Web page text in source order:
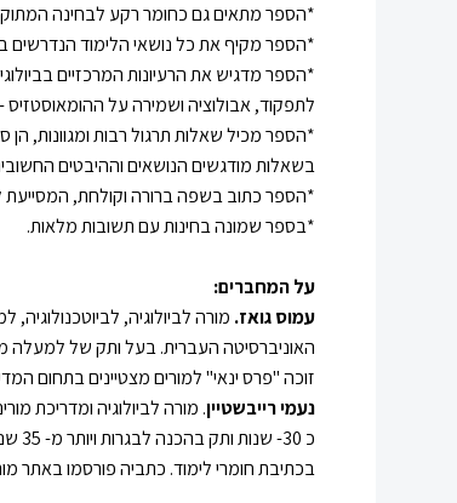
*הספר מתאים גם כחומר רקע לבחינה
*הספר מקיף את כל נושאי הלימוד הנדרשים
*הספר מדגיש את הרעיונות המרכזיים
לתפקוד, אבולוציה ושמירה על
*הספר מכיל שאלות תרגול רבות ומגוונות, הן
בשאלות מודגשים הנושאים וההיבטים
*הספר כתוב בשפה ברורה וקולחת,
*בספר שמונה בחינות עם תשובות מלאות.
על המחברים:
עמוס גואז. מורה לביולוגיה,
האוניברסיטה העברית. בעל ותק של למעלה מ 30- שנה בהוראה וכ 30- שנות ותק בהכנה לבגרות
זוכה "פרס ינאי" למורים מצטיינים בתחום
נעמי רייבשטיין. מורה לביולוגיה ומדריכת
כ 30- שנות ותק בהכנה לבגרות ויותר מ- 35 שנות ותק בהוראה. בודקת בחינות בגרות קרוב ל- 25 שנים. בעלת ניסיון
בכתיבת חומרי לימוד. כתביה פורסמו באתר מורי